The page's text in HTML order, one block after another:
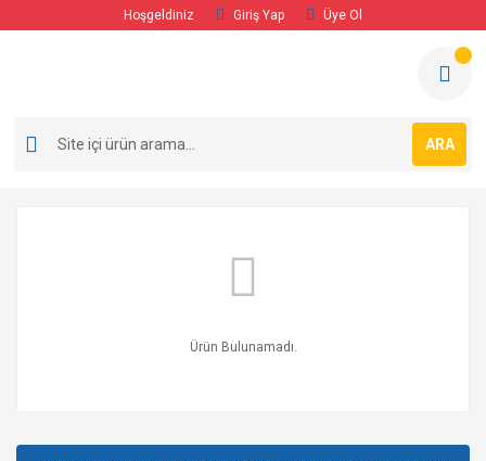
Hoşgeldiniz Giriş Yap Üye Ol
ARA
Ürün Bulunamadı.